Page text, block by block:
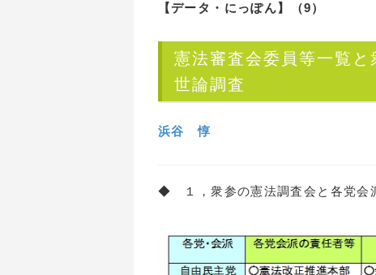
【データ・にっぽん】 （9）
憲法審査会委員等一覧
世論調査
浜谷 惇
◆ １，衆参の憲法調査会と各党会